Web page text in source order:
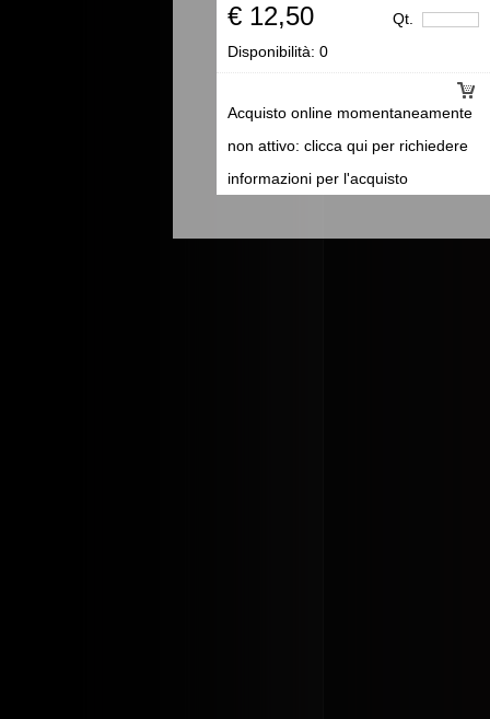
€ 12,50 Qt.
Acquisto online momentaneamente
non attivo: clicca qui per richiedere
informazioni per l'acquisto
Disponibilità: 0